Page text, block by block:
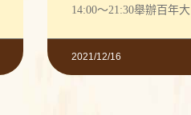
14:00～21:30舉辦百年大
2021/12/16